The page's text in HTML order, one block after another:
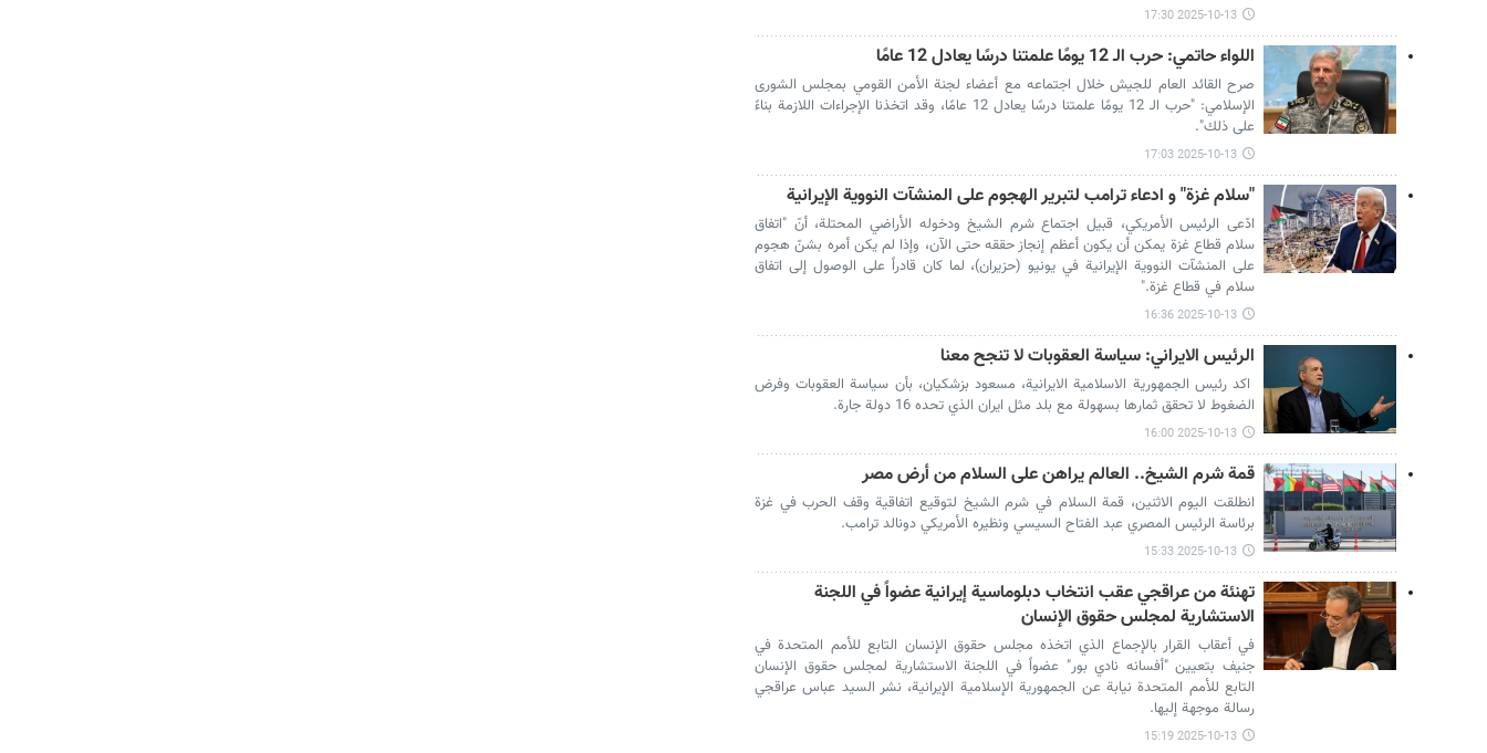
2025-10-13 17:30
اللواء حاتمي: حرب الـ 12 يومًا علمتنا درسًا يعادل 12 عامًا
صرح القائد العام للجيش خلال اجتماعه مع أعضاء لجنة الأمن القومي بمجلس الشورى
الإسلامي: "حرب الـ 12 يومًا علمتنا درسًا يعادل 12 عامًا، وقد اتخذنا الإجراءات اللازمة بناءً
على ذلك".
2025-10-13 17:03
"سلام غزة" و ادعاء ترامب لتبرير الهجوم على المنشآت النووية الإيرانية
ادّعى الرئيس الأمريكي، قبيل اجتماع شرم الشيخ ودخوله الأراضي المحتلة، أنّ "اتفاق
سلام قطاع غزة يمكن أن يكون أعظم إنجاز حققه حتى الآن، وإذا لم يكن أمره بشنّ هجوم
على المنشآت النووية الإيرانية في يونيو (حزيران)، لما كان قادراً على الوصول إلى اتفاق
سلام في قطاع غزة."
2025-10-13 16:36
الرئيس الايراني: سياسة العقوبات لا تنجح معنا
اكد رئيس الجمهورية الاسلامية الايرانية، مسعود بزشكيان، بأن سياسة العقوبات وفرض
الضغوط لا تحقق ثمارها بسهولة مع بلد مثل ايران الذي تحده 16 دولة جارة.
2025-10-13 16:00
قمة شرم الشيخ.. العالم يراهن على السلام من أرض مصر
انطلقت اليوم الاثنين، قمة السلام في شرم الشيخ لتوقيع اتفاقية وقف الحرب في غزة
برئاسة الرئيس المصري عبد الفتاح السيسي ونظيره الأمريكي دونالد ترامب.
2025-10-13 15:33
تهنئة من عراقجي عقب انتخاب دبلوماسية إيرانية عضواً في اللجنة
الاستشارية لمجلس حقوق الإنسان
في أعقاب القرار بالإجماع الذي اتخذه مجلس حقوق الإنسان التابع للأمم المتحدة في
جنيف بتعيين "أفسانه نادي بور" عضواً في اللجنة الاستشارية لمجلس حقوق الإنسان
التابع للأمم المتحدة نيابة عن الجمهورية الإسلامية الإيرانية، نشر السيد عباس عراقجي
رسالة موجهة إليها.
2025-10-13 15:19